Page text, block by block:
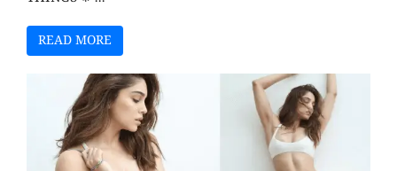
READ MORE